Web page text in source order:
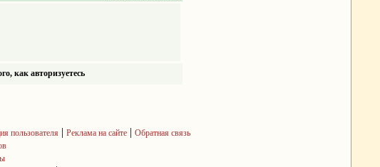
как авторизуетесь
пользователя | Реклама на сайте| Обратная связь